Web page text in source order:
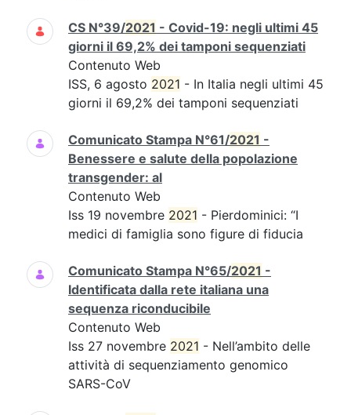
CS N°39/2021 - Covid-19: negli ultimi 45
giorni il 69,2% dei tamponi sequenziati
Contenuto Web
ISS, 6 agosto 2021 - In Italia negli ultimi 45
giorni il 69,2% dei tamponi sequenziati
Comunicato Stampa N°61/2021 -
Benessere e salute della popolazione
transgender: al
Contenuto Web
Iss 19 novembre 2021 - Pierdominici: “I
medici di famiglia sono figure di fiducia
Comunicato Stampa N°65/2021 -
Identificata dalla rete italiana una
sequenza riconducibile
Contenuto Web
Iss 27 novembre 2021 - Nell’ambito delle
attività di sequenziamento genomico
SARS-CoV